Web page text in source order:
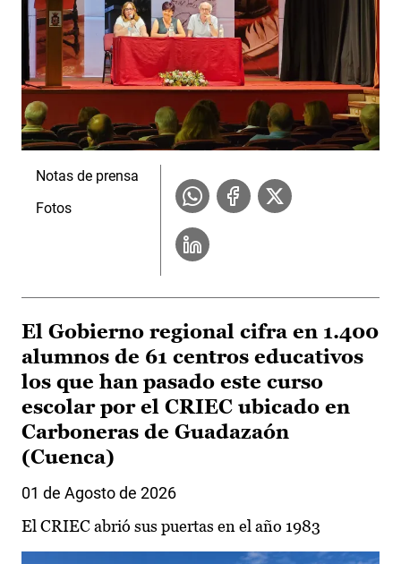
Notas de prensa
Fotos
El Gobierno regional cifra en 1.400
alumnos de 61 centros educativos
los que han pasado este curso
escolar por el CRIEC ubicado en
Carboneras de Guadazaón
(Cuenca)
01 de Agosto de 2026
El CRIEC abrió sus puertas en el año 1983